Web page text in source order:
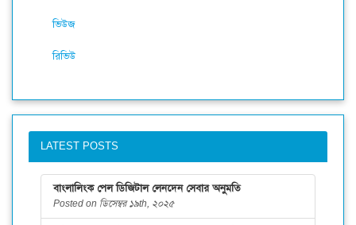
ভিউজ
রিভিউ
LATEST POSTS
বাংলালিংক পেল ডিজিটাল লেনদেন সেবার অনুমতি
Posted on ডিসেম্বর ১৯th, ২০২৫